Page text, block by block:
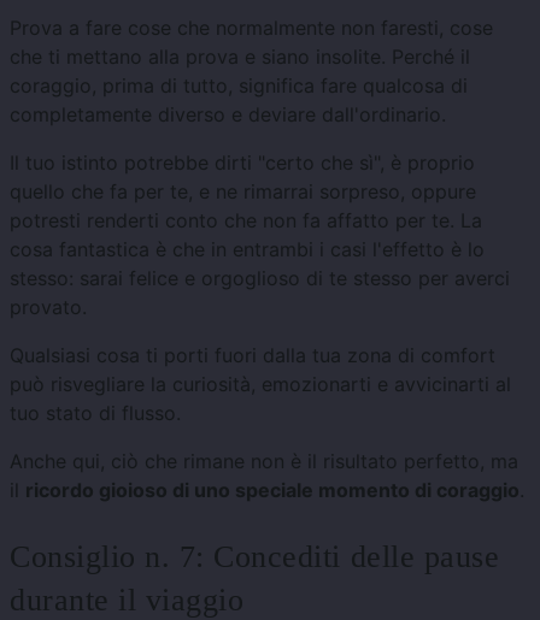
Prova a fare cose che normalmente non faresti, cose
che ti mettano alla prova e siano insolite. Perché il
coraggio, prima di tutto, significa fare qualcosa di
completamente diverso e deviare dall'ordinario.
Il tuo istinto potrebbe dirti "certo che sì", è proprio
quello che fa per te, e ne rimarrai sorpreso, oppure
potresti renderti conto che non fa affatto per te. La
cosa fantastica è che in entrambi i casi l'effetto è lo
stesso: sarai felice e orgoglioso di te stesso per averci
provato.
Qualsiasi cosa ti porti fuori dalla tua zona di comfort
può risvegliare la curiosità, emozionarti e avvicinarti al
tuo stato di flusso.
Anche qui, ciò che rimane non è il risultato perfetto, ma
ricordo gioioso di uno speciale momento di coraggio.
Consiglio n. 7: Concediti delle pause
durante il viaggio